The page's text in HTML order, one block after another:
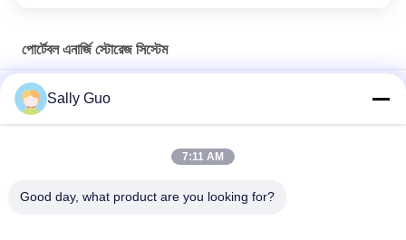
পোর্টেবল এনার্জি স্টোরেজ সিস্টেম
25.6V 81Ah 648000Ah পোর্টেবল সোলার এনার্জি সিস্টেম জেনারেটর পাওয়ার সাপ্লাই
পাওয়ার ব্যাঙ্ক
Sally Guo
7:11 AM
Good day, what product are you looking for?